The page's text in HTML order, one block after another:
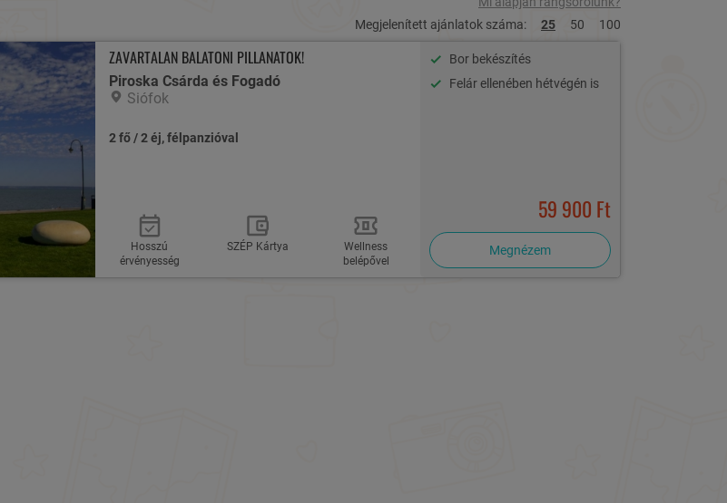
Megjelenített ajánlatok száma:
25 50 100
ZAVARTALAN BALATONI PILLANATOK!
Piroska Csárda és Fogadó
Siófok
2 fő / 2 éj, félpanzióval
Hosszú
érvényesség
SZÉP Kártya
Wellness
belépővel
Bor bekészítés
Felár ellenében hétvégén is
59 900 Ft
Megnézem